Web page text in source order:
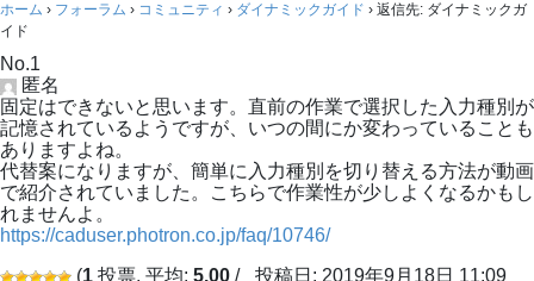
ホーム › フォーラム › コミュニティ › ダイナミックガイド › 返信先: ダイナミックガ
イド
No.1
匿名
固定はできないと思います。直前の作業で選択した入力種別が
記憶されているようですが、いつの間にか変わっていることも
ありますよね。
代替案になりますが、簡単に入力種別を切り替える方法が動画
で紹介されていました。こちらで作業性が少しよくなるかもし
れませんよ。
https://caduser.photron.co.jp/faq/10746/
(1 投票, 平均: 5.00 /
投稿日: 2019年9月18日 11:09